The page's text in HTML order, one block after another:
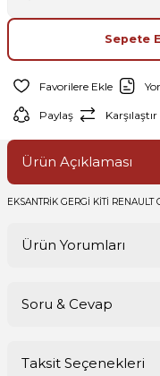
Sepete
Paylaş Karşılaştır
Ürün Açıklaması
EKSANTRİK GERGİ KİTİ RENAULT
Ürün Yorumları
Soru & Cevap
Taksit Seçenekleri